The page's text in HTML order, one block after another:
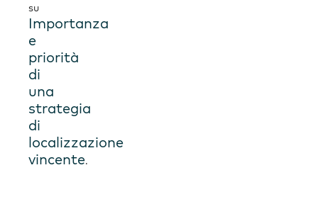
su
Importanza
e
priorità
di
una
strategia
di
localizzazione
vincente.